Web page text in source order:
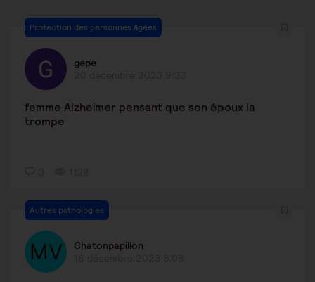
Protection des personnes âgées
gepe
femme Alzheimer pensant que son époux la
trompe
Autres pathologies
Chatonpapillon